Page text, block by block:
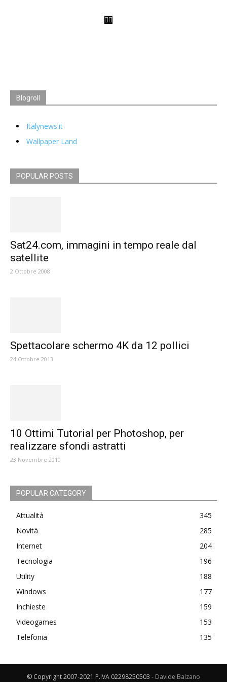
Blogroll
Italynews.it
Wallpaper Land
POPULAR POSTS
Sat24.com, immagini in tempo reale dal
satellite
2 Ottobre 2008
Spettacolare schermo 4K da 12 pollici
24 Ottobre 2013
10 Ottimi Tutorial per Photoshop, per
realizzare sfondi astratti
23 Novembre 2010
POPULAR CATEGORY
Attualità
345
Novità
285
Internet
204
Tecnologia
196
Utility
188
Windows
177
Inchieste
159
Videogames
153
Telefonia
135
© Copyright 2007-2021 P.IVA 02298250503 - Davide Balzano